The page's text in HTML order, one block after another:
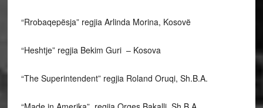
“Rrobaqepësja” regjia Arlinda Morina, Kosovë
“Heshtje” regjia Bekim Guri – Kosova
“The Superintendent” regjia Roland Oruqi, Sh.B.A.